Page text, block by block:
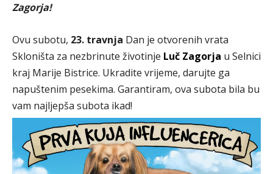
Zagorja!
Ovu subotu, 23. travnja Dan je otvorenih vrata
Skloništa za nezbrinute životinje Luč Zagorja u Selnici
kraj Marije Bistrice. Ukradite vrijeme, darujte ga
napuštenim pesekima. Garantiram, ova subota bila bu
vam najljepša subota ikad!